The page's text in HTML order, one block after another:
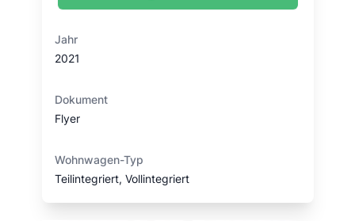
Jahr
2021
Dokument
Flyer
Wohnwagen-Typ
Teilintegriert, Vollintegriert